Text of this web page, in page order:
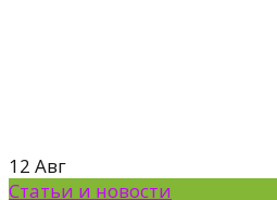
12 Авг
Статьи и новости